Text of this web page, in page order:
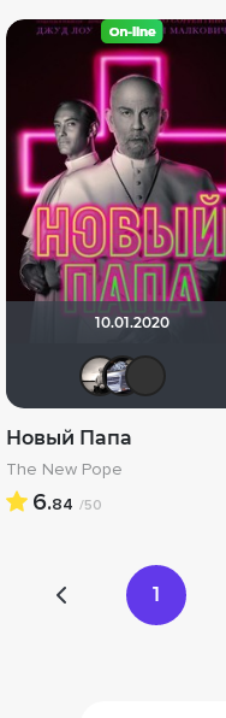
10.01.2020
Новый Папа
The New Pope
6.84 /50
1